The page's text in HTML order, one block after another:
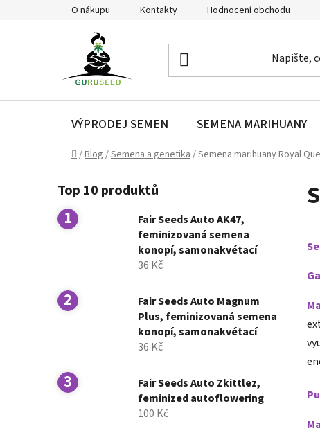
O nákupu Kontakty Hodnocení obchodu
VÝPRODEJ SEMEN SEMENA MARIHUANY
Domů
/Blog /Semena a genetika/Semena marihuany Royal
o
s
t
n
n
n
e
Top 10 produktů
Fair Seeds Auto AK47,
feminizovaná semena
konopí, samonakvétací
36 Kč
Fair Seeds Auto Magnum
Plus, feminizovaná semena
konopí, samonakvétací
36 Kč
Fair Seeds Auto Zkittlez,
feminized autoflowering
100 Kč